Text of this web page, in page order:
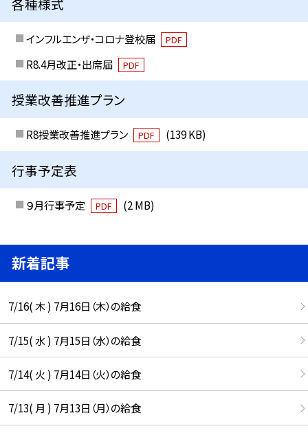
インフルエンザ・コロナ登校届 PDF
R8.4月改正・出席届 PDF
授業改善推進プラン
R8授業改善推進プラン PDF (139 KB)
行事予定表
９月行事予定 PDF (2 MB)
新着記事
7/16( 木 ) 7月16日（木）の給食
7/15( 水 ) 7月15日（水）の給食
7/14( 火 ) 7月14日（火）の給食
7/13( 月 ) 7月13日（月）の給食